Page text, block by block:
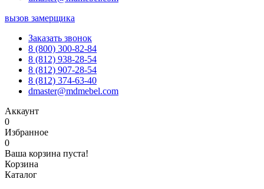
вызов замерщика
Заказать звонок
8 (800) 300-82-84
8 (812) 938-28-54
8 (812) 907-28-54
8 (812) 374-63-40
dmaster@mdmebel.com
Аккаунт
0
Избранное
0
Ваша корзина пуста!
Корзина
Каталог